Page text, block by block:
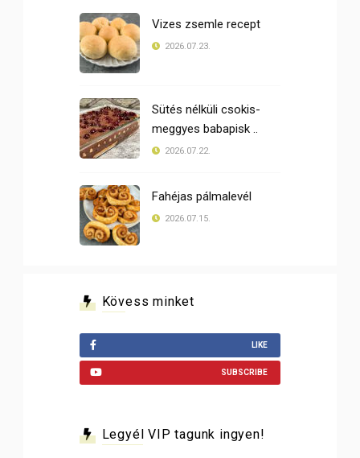
Vizes zsemle recept
2026.07.23.
Sütés nélküli csokis-
meggyes babapisk ..
2026.07.22.
Fahéjas pálmalevél
2026.07.15.
Kövess minket
LIKE
SUBSCRIBE
Legyél VIP tagunk ingyen!